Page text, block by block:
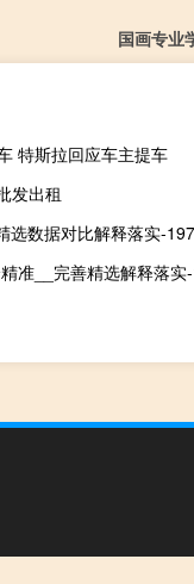
国画专业
特斯拉回应车主提车
发出租
选数据对比解释落实-
准__完善精选解释落实